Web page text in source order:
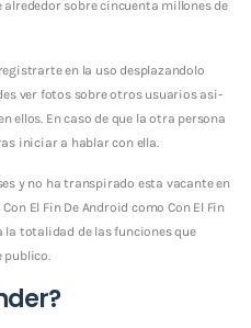
sobre cincuenta millones de
en la uso desplazandolo
ver fotos sobre otros usuarios asi­
ellos. En caso de que la otra persona
iniciar a hablar con ella.
y no ha transpirado esta vacante en
El Fin De Android como Con El Fin
la totalidad de las funciones que
publico.